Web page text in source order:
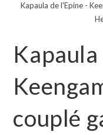
Kapaula de l'Epine -
Kapaula
couplé